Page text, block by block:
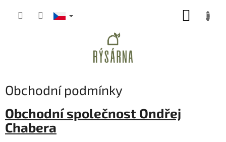
Obchodní podmínky
Obchodní společnost Ondřej
Chabera